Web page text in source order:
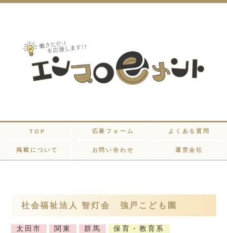
TOP 応募フォーム よくある質問
掲載について お問い合わせ 運営会社
社会福祉法人 智灯会 強戸こども園
太田市 関東 群馬
保育・教育系